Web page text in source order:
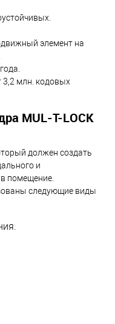
элемент на
3,2 млн. кодовых
MUL-T-LOCK
должен создать
и
помещение.
следующие виды